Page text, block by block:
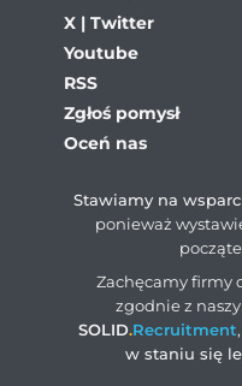
X | Twitter
Youtube
RSS
Zgłoś pomysł
Oceń nas
Stawiamy na
ponieważ
Zachęcamy firmy
zgodnie z
SOLID.Recruitment
w staniu się